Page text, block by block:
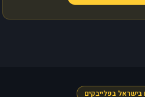
בישראל בפלייבקים